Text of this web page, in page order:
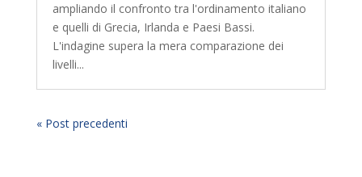
ampliando il confronto tra l'ordinamento italiano
e quelli di Grecia, Irlanda e Paesi Bassi.
L'indagine supera la mera comparazione dei
livelli...
« Post precedenti